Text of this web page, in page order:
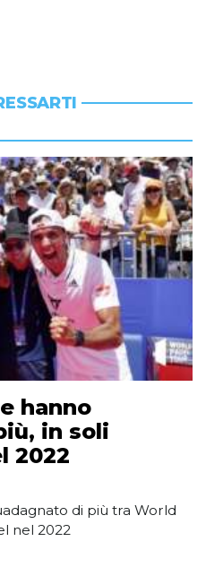
hanno
in soli
2022
di più tra World
nel 2022